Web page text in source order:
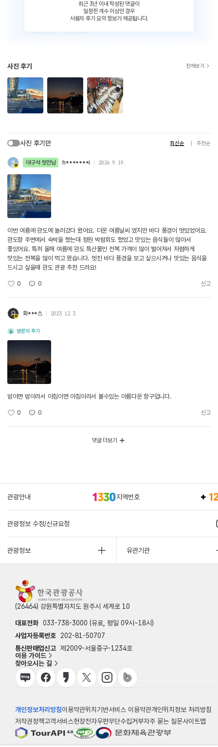
최근 3년 이내 작성된 댓글이
일정한 개수 이상인 경우
사용자 후기 요약 정보가 제공됩니다.
사진 후기 전체보기
사진 후기만 최신순 추천순
대구석 첫만남 h*******i 2024. 9. 19.
이번 여름에 완도에 놀러갔다 왔어요. 더운 여름날씨 였지만 바다 풍경이 멋있었어요.
완도항 주변에서 숙박을 했는데 정원 박람회도 했었고 맛있는 음식들이 많아서
좋았어요. 특히 올해 여름에 완도 특산물인 전복 가격이 많이 떨어져서 저렴하게
맛있는 전복을 많이 먹고 왔습니다. 멋진 바다 풍경을 보고 싶으시거나 맛있는 음식을
드시고 싶을때 완도 관광 추천 드려요!
0 0 신고
화***스 2023. 12. 3.
방문자 후기
밤이면 밤이라서 아침이면 아침이라서 볼수있는 아름다운 항구입니다.
0 0 신고
댓글 더보기
관광안내 지역번호
관광정보 수정/신규요청
관광정보 유관기관
(26464) 강원특별자치도 원주시 세계로 10
대표전화 033-738-3000 (유료, 평일 09시~18시)
사업자등록번호
202-81-50707
통신판매업신고 제2009-서울중구-1234호
이용 가이드
찾아오시는 길
개인정보처리방침이용약관위치기반서비스 이용약관개인위치정보 처리방침
저작권정책고객서비스헌장전자우편무단수집거부자주 묻는 질문사이트맵